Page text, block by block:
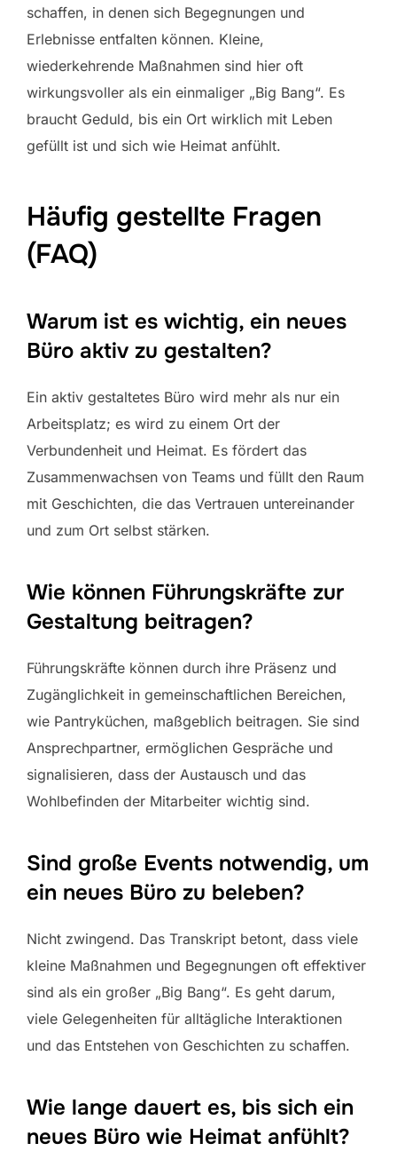
schaffen, in denen sich Begegnungen und
Erlebnisse entfalten können. Kleine,
wiederkehrende Maßnahmen sind hier oft
wirkungsvoller als ein einmaliger „Big Bang“. Es
braucht Geduld, bis ein Ort wirklich mit Leben
gefüllt ist und sich wie Heimat anfühlt.
Häufig gestellte Fragen
(FAQ)
Warum ist es wichtig, ein neues
Büro aktiv zu gestalten?
Ein aktiv gestaltetes Büro wird mehr als nur ein
Arbeitsplatz; es wird zu einem Ort der
Verbundenheit und Heimat. Es fördert das
Zusammenwachsen von Teams und füllt den Raum
mit Geschichten, die das Vertrauen untereinander
und zum Ort selbst stärken.
Wie können Führungskräfte zur
Gestaltung beitragen?
Führungskräfte können durch ihre Präsenz und
Zugänglichkeit in gemeinschaftlichen Bereichen,
wie Pantryküchen, maßgeblich beitragen. Sie sind
Ansprechpartner, ermöglichen Gespräche und
signalisieren, dass der Austausch und das
Wohlbefinden der Mitarbeiter wichtig sind.
Sind große Events notwendig, um
ein neues Büro zu beleben?
Nicht zwingend. Das Transkript betont, dass viele
kleine Maßnahmen und Begegnungen oft effektiver
sind als ein großer „Big Bang“. Es geht darum,
viele Gelegenheiten für alltägliche Interaktionen
und das Entstehen von Geschichten zu schaffen.
Wie lange dauert es, bis sich ein
neues Büro wie Heimat anfühlt?